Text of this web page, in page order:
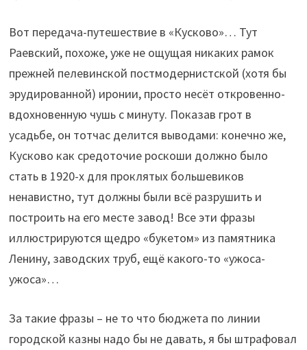
Вот передача-путешествие в «Кусково»… Тут
Раевский, похоже, уже не ощущая никаких рамок
прежней пелевинской постмодернистской (хотя бы
эрудированной) иронии, просто несёт откровенно-
вдохновенную чушь с минуту. Показав грот в
усадьбе, он тотчас делится выводами: конечно же,
Кусково как средоточие роскоши должно было
стать в 1920-х для проклятых большевиков
ненавистно, тут должны были всё разрушить и
построить на его месте завод! Все эти фразы
иллюстрируются щедро «букетом» из памятника
Ленину, заводских труб, ещё какого-то «ужоса-
ужоса»…
За такие фразы – не то что бюджета по линии
городской казны надо бы не давать, я бы штрафовал